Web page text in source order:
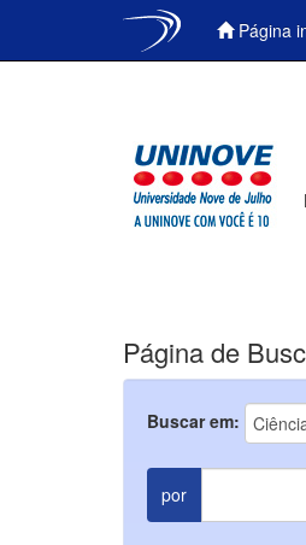
Página
Página de
Buscar em:
por